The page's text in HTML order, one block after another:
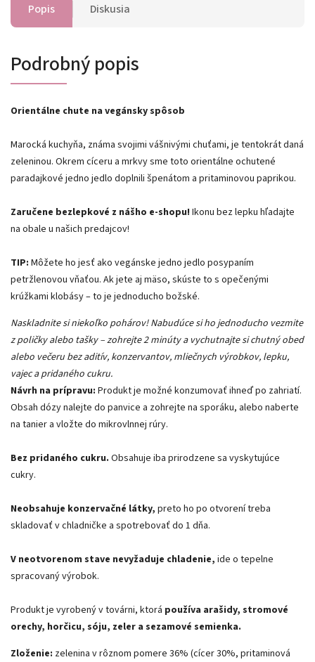
Popis Diskusia
Podrobný popis
Orientálne chute na vegánsky spôsob
Marocká kuchyňa, známa svojimi vášnivými chuťami, je tentokrát daná
zeleninou. Okrem cíceru a mrkvy sme toto orientálne ochutené
paradajkové jedno jedlo doplnili špenátom a pritaminovou paprikou.
Zaručene bezlepkové z nášho e-shopu! Ikonu bez lepku hľadajte
na obale u našich predajcov!
TIP: Môžete ho jesť ako vegánske jedno jedlo posypaním
petržlenovou vňaťou. Ak jete aj mäso, skúste to s opečenými
krúžkami klobásy – to je jednoducho božské.
Naskladnite si niekoľko pohárov! Nabudúce si ho jednoducho vezmite
z poličky alebo tašky – zohrejte 2 minúty a vychutnajte si chutný obed
alebo večeru bez aditív, konzervantov, mliečnych výrobkov, lepku,
vajec a pridaného cukru.
Návrh na prípravu: Produkt je možné konzumovať ihneď po zahriatí.
Obsah dózy nalejte do panvice a zohrejte na sporáku, alebo naberte
na tanier a vložte do mikrovlnnej rúry.
Bez pridaného cukru. Obsahuje iba prirodzene sa vyskytujúce
cukry.
Neobsahuje konzervačné látky, preto ho po otvorení treba
skladovať v chladničke a spotrebovať do 1 dňa.
V neotvorenom stave nevyžaduje chladenie, ide o tepelne
spracovaný výrobok.
Produkt je vyrobený v továrni, ktorá používa arašidy, stromové
orechy, horčicu, sóju, zeler a sezamové semienka.
Zloženie: zelenina v rôznom pomere 36% (cícer 30%, pritaminová